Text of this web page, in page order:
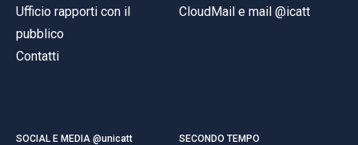
Ufficio rapporti con il
pubblico
Contatti
CloudMail e mail @icatt
SOCIAL E MEDIA @unicatt SECONDO TEMPO